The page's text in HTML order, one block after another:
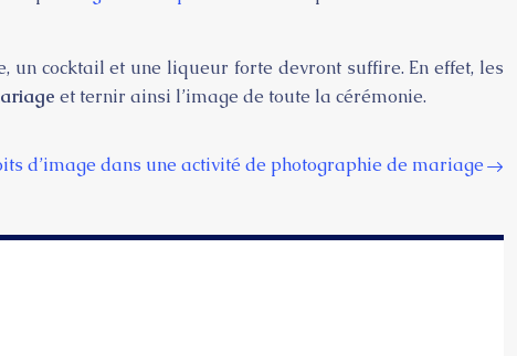
un cocktail et une liqueur forte devront suffire. En effet, les
et ternir ainsi l’image de toute la cérémonie.
d’image dans une activité de photographie de mariage